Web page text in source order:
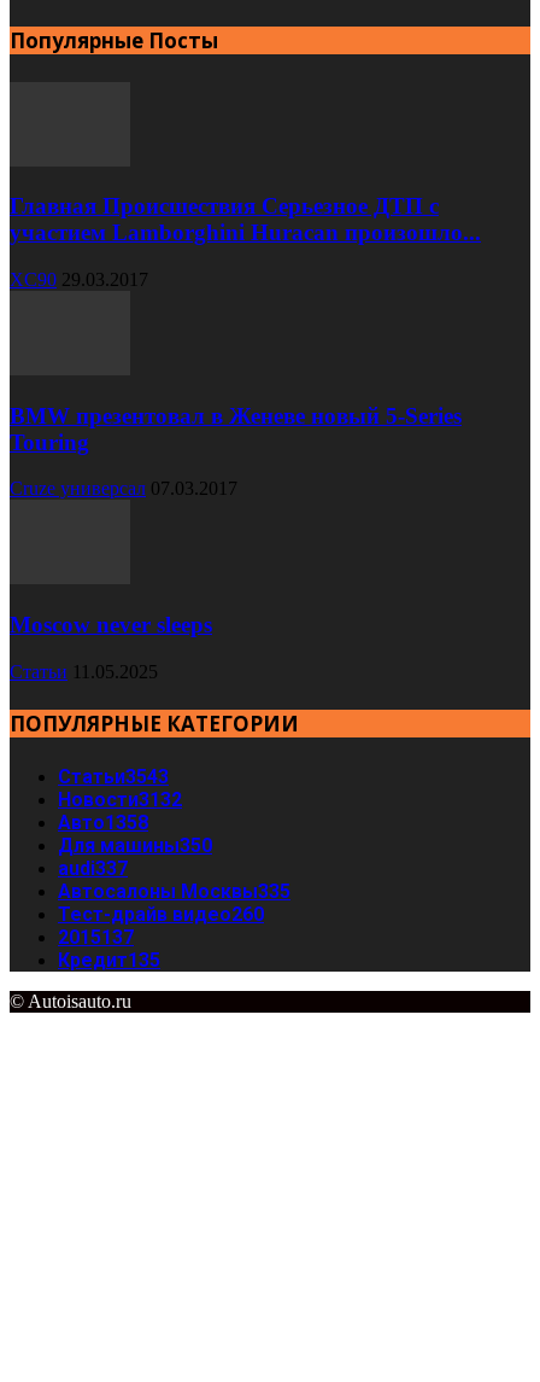
Популярные Посты
Главная Происшествия Серьезное ДТП с
участием Lamborghini Huracan произошло...
XC90 29.03.2017
BMW презентовал в Женеве новый 5-Series
Touring
Cruze универсал 07.03.2017
Moscow never sleeps
Статьи 11.05.2025
ПОПУЛЯРНЫЕ КАТЕГОРИИ
Статьи3543
Новости3132
Авто1358
Для машины350
audi337
Автосалоны Москвы335
Тест-драйв видео260
2015137
Кредит135
© Autoisauto.ru